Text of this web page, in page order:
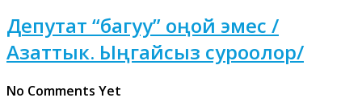
Депутат “багуу” оңой эмес /
Азаттык. Ыңгайсыз суроолор/
No Comments Yet